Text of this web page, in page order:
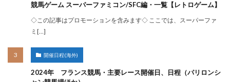
競馬ゲーム スーパーファミコン/SFC編・一覧【レトロゲーム】
◇この記事はプロモーションを含みます◇ ここでは、スーパーファ
ミ[…]
開催日程(海外)
2024年 フランス競馬・主要レース開催日、日程（パリロンシ